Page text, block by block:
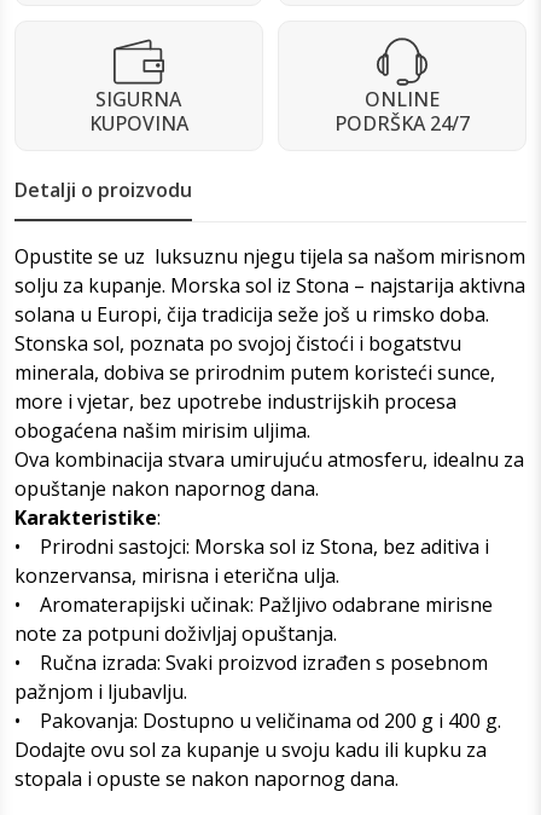
SIGURNA
KUPOVINA
ONLINE
PODRŠKA 24/7
Detalji o proizvodu
Opustite se uz luksuznu njegu tijela sa našom mirisnom
solju za kupanje. Morska sol iz Stona – najstarija aktivna
solana u Europi, čija tradicija seže još u rimsko doba.
Stonska sol, poznata po svojoj čistoći i bogatstvu
minerala, dobiva se prirodnim putem koristeći sunce,
more i vjetar, bez upotrebe industrijskih procesa
obogaćena našim mirisim uljima.
Ova kombinacija stvara umirujuću atmosferu, idealnu za
opuštanje nakon napornog dana.
Karakteristike:
• Prirodni sastojci: Morska sol iz Stona, bez aditiva i
konzervansa, mirisna i eterična ulja.
• Aromaterapijski učinak: Pažljivo odabrane mirisne
note za potpuni doživljaj opuštanja.
• Ručna izrada: Svaki proizvod izrađen s posebnom
pažnjom i ljubavlju.
• Pakovanja: Dostupno u veličinama od 200 g i 400 g.
Dodajte ovu sol za kupanje u svoju kadu ili kupku za
stopala i opuste se nakon napornog dana.